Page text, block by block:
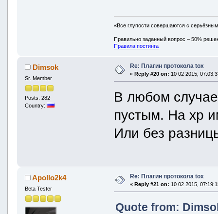
«Все глупости совершаются с
Правильно заданный вопрос – 50%
Правила постинга
Dimsok
Sr. Member
Posts: 282
Country:
Re: Плагин протокола tox
« Reply #20 on: 10 02 2015,
В любом случае
пустым. На xp
Или без
Apollo2k4
Beta Tester
Re: Плагин протокола tox
« Reply #21 on: 10 02 2015,
Quote from: